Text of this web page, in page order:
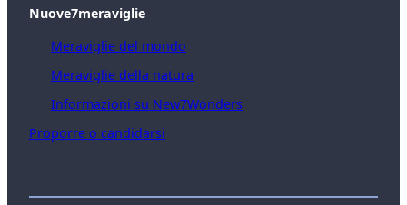
Nuove7meraviglie
Meraviglie del mondo
Meraviglie della natura
Informazioni su New7Wonders
Proporre o candidarsi